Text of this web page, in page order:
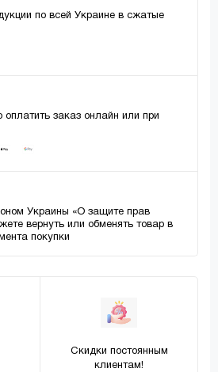
по всей Украине в сжатые
заказ онлайн или при
Украины «О защите прав
вернуть или обменять товар в
покупки
Скидки постоянным
клиентам!